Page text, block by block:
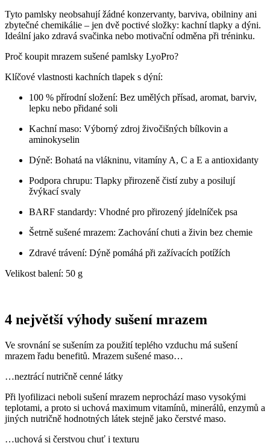
Tyto pamlsky neobsahují žádné konzervanty, barviva, obilniny ani
zbytečné chemikálie – jen dvě poctivé složky: kachní tlapky a dýni.
Ideální jako zdravá svačinka nebo motivační odměna při tréninku.
Proč koupit mrazem sušené pamlsky LyoPro?
Klíčové vlastnosti kachních tlapek s dýní:
100 % přírodní složení: Bez umělých přísad, aromat, barviv,
lepku nebo přidané soli
Kachní maso: Výborný zdroj živočišných bílkovin a
aminokyselin
Dýně: Bohatá na vlákninu, vitamíny A, C a E a antioxidanty
Podpora chrupu: Tlapky přirozeně čistí zuby a posilují
žvýkací svaly
BARF standardy: Vhodné pro přirozený jídelníček psa
Šetrně sušené mrazem: Zachování chuti a živin bez chemie
Zdravé trávení: Dýně pomáhá při zažívacích potížích
Velikost balení: 50 g
4 největší výhody sušení mrazem
Ve srovnání se sušením za použití teplého vzduchu má sušení
mrazem řadu benefitů. Mrazem sušené maso…
…neztrácí nutričně cenné látky
Při lyofilizaci neboli sušení mrazem neprochází maso vysokými
teplotami, a proto si uchová maximum vitamínů, minerálů, enzymů a
jiných nutričně hodnotných látek stejně jako čerstvé maso.
…uchová si čerstvou chuť i texturu